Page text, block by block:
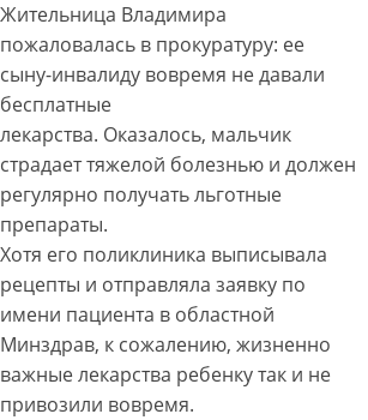
Жительница Владимира
пожаловалась в прокуратуру: ее
сыну-инвалиду вовремя не давали
бесплатные
лекарства. Оказалось, мальчик
страдает тяжелой болезнью и должен
регулярно получать льготные
препараты.
Хотя его поликлиника выписывала
рецепты и отправляла заявку по
имени пациента в областной
Минздрав, к сожалению, жизненно
важные лекарства ребенку так и не
привозили вовремя.